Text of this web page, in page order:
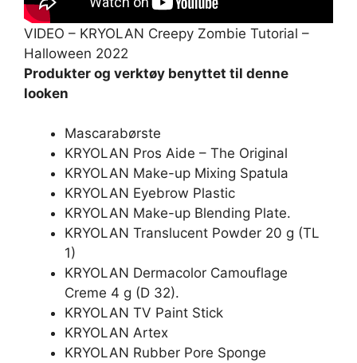
VIDEO – KRYOLAN Creepy Zombie Tutorial –
Halloween 2022
Produkter og verktøy benyttet til denne
looken
Mascarabørste
KRYOLAN Pros Aide – The Original
KRYOLAN Make-up Mixing Spatula
KRYOLAN Eyebrow Plastic
KRYOLAN Make-up Blending Plate.
KRYOLAN Translucent Powder 20 g (TL
1)
KRYOLAN Dermacolor Camouflage
Creme 4 g (D 32).
KRYOLAN TV Paint Stick
KRYOLAN Artex
KRYOLAN Rubber Pore Sponge